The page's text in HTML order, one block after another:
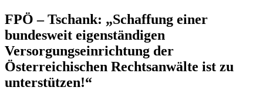
FPÖ – Tschank: „Schaffung einer
bundesweit eigenständigen
Versorgungseinrichtung der
Österreichischen Rechtsanwälte ist zu
unterstützen!“